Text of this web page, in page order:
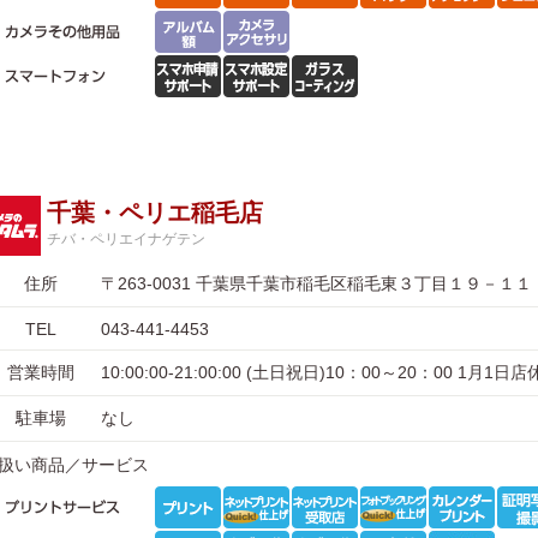
千葉・ペリエ稲毛店
チバ・ペリエイナゲテン
住所 〒263-0031 千葉県千葉市稲毛区稲毛東３丁目１９－１１
TEL 043-441-4453
営業時間 10:00:00-21:00:00 (土日祝日)10：00～20：00 1月1日店
駐車場 なし
い商品／サービス